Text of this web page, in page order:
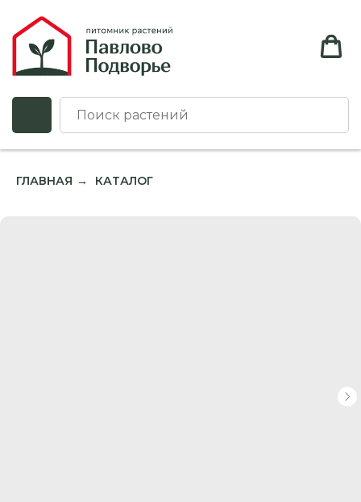
ГЛАВНАЯ → КАТАЛОГ